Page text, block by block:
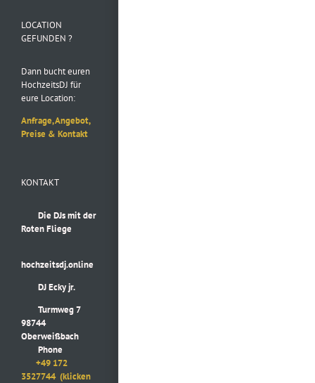
LOCATION
GEFUNDEN ?
Dann bucht euren
HochzeitsDJ für
eure Location:
Anfrage, Angebot,
Preise & Kontakt
KONTAKT
Die DJs mit der
Roten Fliege
hochzeitsdj.online
DJ Ecky jr.
Turmweg 7
98744
Oberweißbach
Phone
+49 172
3527744 (klicken